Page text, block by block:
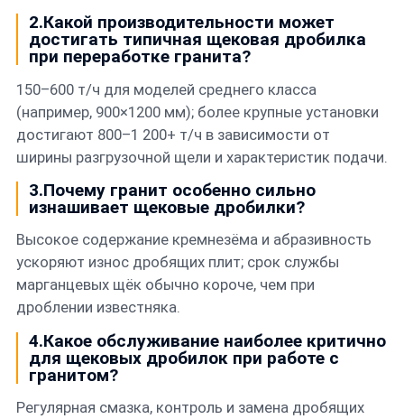
2.Какой производительности может
достигать типичная щековая дробилка
при переработке гранита?
150–600 т/ч для моделей среднего класса
(например, 900×1200 мм); более крупные установки
достигают 800–1 200+ т/ч в зависимости от
ширины разгрузочной щели и характеристик подачи.
3.Почему гранит особенно сильно
изнашивает щековые дробилки?
Высокое содержание кремнезёма и абразивность
ускоряют износ дробящих плит; срок службы
марганцевых щёк обычно короче, чем при
дроблении известняка.
4.Какое обслуживание наиболее критично
для щековых дробилок при работе с
гранитом?
Регулярная смазка, контроль и замена дробящих